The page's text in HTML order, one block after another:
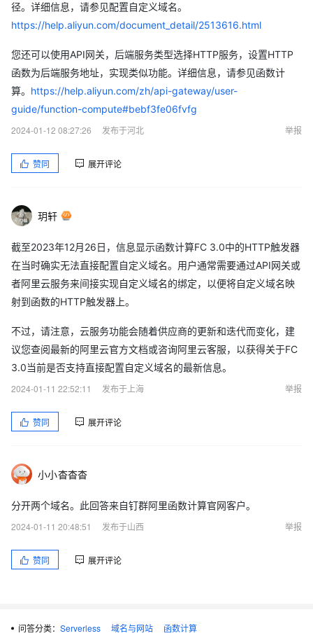
径。详细信息，请参见配置自定义域名。
https://help.aliyun.com/document_detail/2513616.html
您还可以使用API网关，后端服务类型选择HTTP服务，设置HTTP
函数为后端服务地址，实现类似功能。详细信息，请参见函数计
算。 https://help.aliyun.com/zh/api-gateway/user-
guide/function-compute#bebf3fe06fvfg
2024-01-12 08:27:26
发布于河北 举报
赞同 展开评论
玥轩
截至2023年12月26日，信息显示函数计算FC 3.0中的HTTP触发器
在当时确实无法直接配置自定义域名。用户通常需要通过API网关或
者阿里云服务来间接实现自定义域名的绑定，以便将自定义域名映
射到函数的HTTP触发器上。
不过，请注意，云服务功能会随着供应商的更新和迭代而变化，建
议您查阅最新的阿里云官方文档或咨询阿里云客服，以获得关于FC
3.0当前是否支持直接配置自定义域名的最新信息。
2024-01-11 22:52:11
发布于上海 举报
赞同 展开评论
小小杳杳杳
分开两个域名。此回答来自钉群阿里函数计算官网客户。
2024-01-11 20:48:51
发布于山西 举报
赞同 展开评论
问答分类： Serverless 域名与网站 函数计算